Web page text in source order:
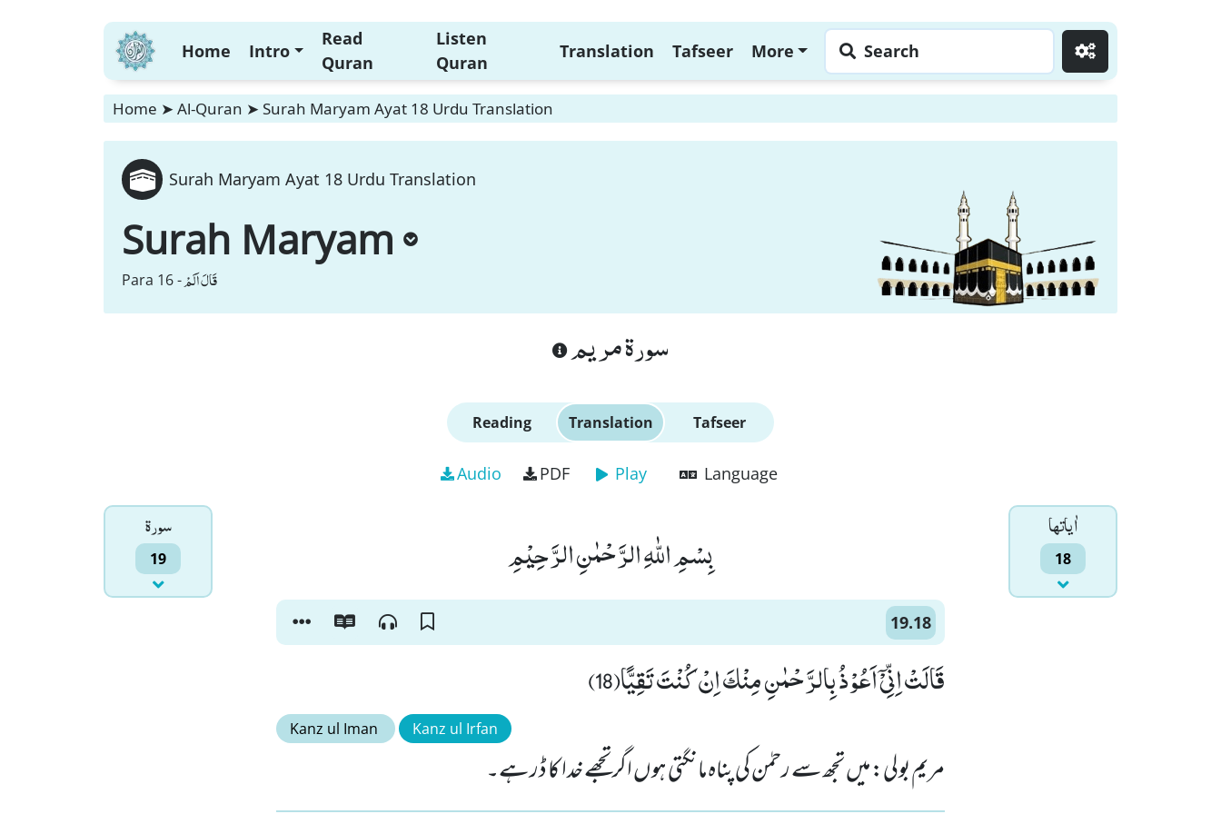
Home Intro
Read
Quran
Listen
Quran
Translation Tafseer More Search
Home ➤ Al-Quran ➤ Surah Maryam Ayat 18 Urdu Translation
Surah Maryam Ayat 18 Urdu Translation
Surah Maryam
Para 16 -قَالَ اَلَمْ
سورة مريم
Reading Translation Tafseer
Audio PDF Play Language
سورۃ
19
اٰياتها
18 بِسْمِ اللّٰهِ الرَّحْمٰنِ الرَّحِیْمِ
19.18
قَالَتْ اِنِّیْۤ اَعُوْذُ بِالرَّحْمٰنِ مِنْكَ اِنْ كُنْتَ تَقِیًّا(18)
Kanz ul Iman Kanz ul Irfan
مریم بولی: میں تجھ سے رحمٰن کی پناہ مانگتی ہوں اگر تجھے خدا کا ڈر ہے۔